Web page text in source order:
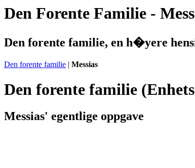
Den Forente Familie -
Den forente familie, en h�yere
Den forente familie | Messias
Den forente familie
Messias' egentlige oppgave